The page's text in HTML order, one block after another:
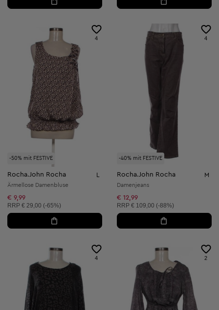
-50% mit FESTIVE
4
Rocha.John Rocha
Ärmellose Damenbluse
€ 9,99
Unverbindliche Preisempfehlung:
RRP € 29,00 (-65%)
-40% mit FESTIVE
4
Rocha.John Rocha M
Damenjeans
€ 12,99
Unverbindliche Preisempfehlung:
RRP € 109,00 (-88%)
4 2